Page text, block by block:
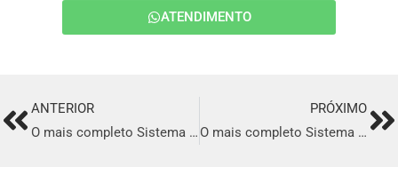
ATENDIMENTO
PrevANTERIOR
O mais completo Sistema para Delivery de comida Árabe em Boa Vista
PRÓXIMO
O mais completo Sistema para Delivery de comida Árabe em Limeira